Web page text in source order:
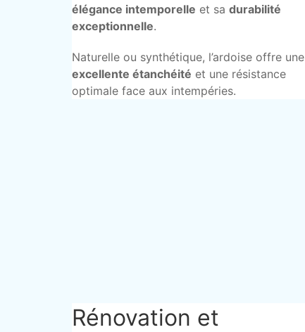
élégance intemporelle et sa durabilité
exceptionnelle.
Naturelle ou synthétique, l’ardoise offre une
excellente étanchéité et une résistance
optimale face aux intempéries.
Rénovation et